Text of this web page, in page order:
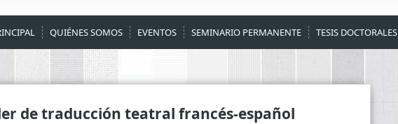
QUIÉNES SOMOS EVENTOS SEMINARIO PERMANENTE TESIS DOCTORALES
de traducción teatral francés-español